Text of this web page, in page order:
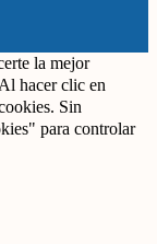
la mejor
hacer clic en
Sin
para controlar